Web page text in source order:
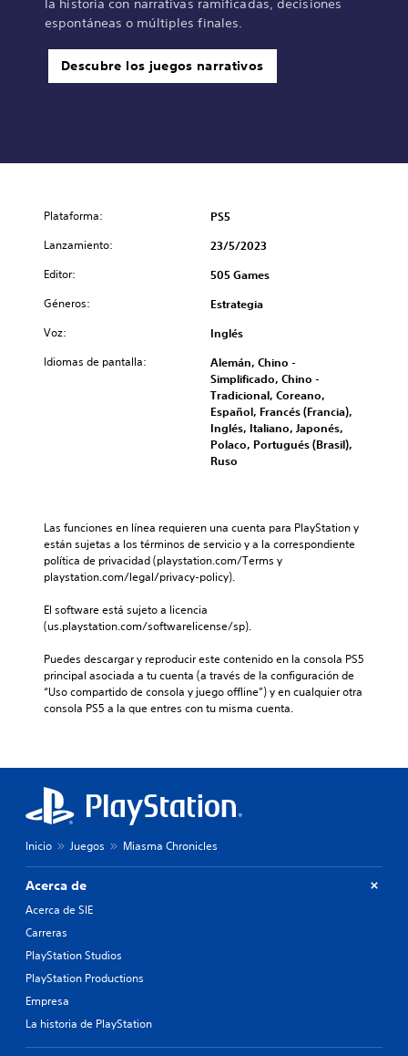
la historia con narrativas ramificadas, decisiones
espontáneas o múltiples finales.
Descubre los juegos narrativos
Plataforma: PS5
Lanzamiento: 23/5/2023
Editor: 505 Games
Géneros: Estrategia
Voz: Inglés
Idiomas de pantalla:
Alemán, Chino -
Simplificado, Chino -
Tradicional, Coreano,
Español, Francés (Francia),
Inglés, Italiano, Japonés,
Polaco, Portugués (Brasil),
Ruso
Las funciones en línea requieren una cuenta para PlayStation y
están sujetas a los términos de servicio y a la correspondiente
política de privacidad (playstation.com/Terms y
playstation.com/legal/privacy-policy).
El software está sujeto a licencia
(us.playstation.com/softwarelicense/sp).
Puedes descargar y reproducir este contenido en la consola PS5
principal asociada a tu cuenta (a través de la configuración de
“Uso compartido de consola y juego offline”) y en cualquier otra
consola PS5 a la que entres con tu misma cuenta.
Inicio Juegos Miasma Chronicles
Acerca de
Acerca de SIE
Carreras
PlayStation Studios
PlayStation Productions
Empresa
La historia de PlayStation